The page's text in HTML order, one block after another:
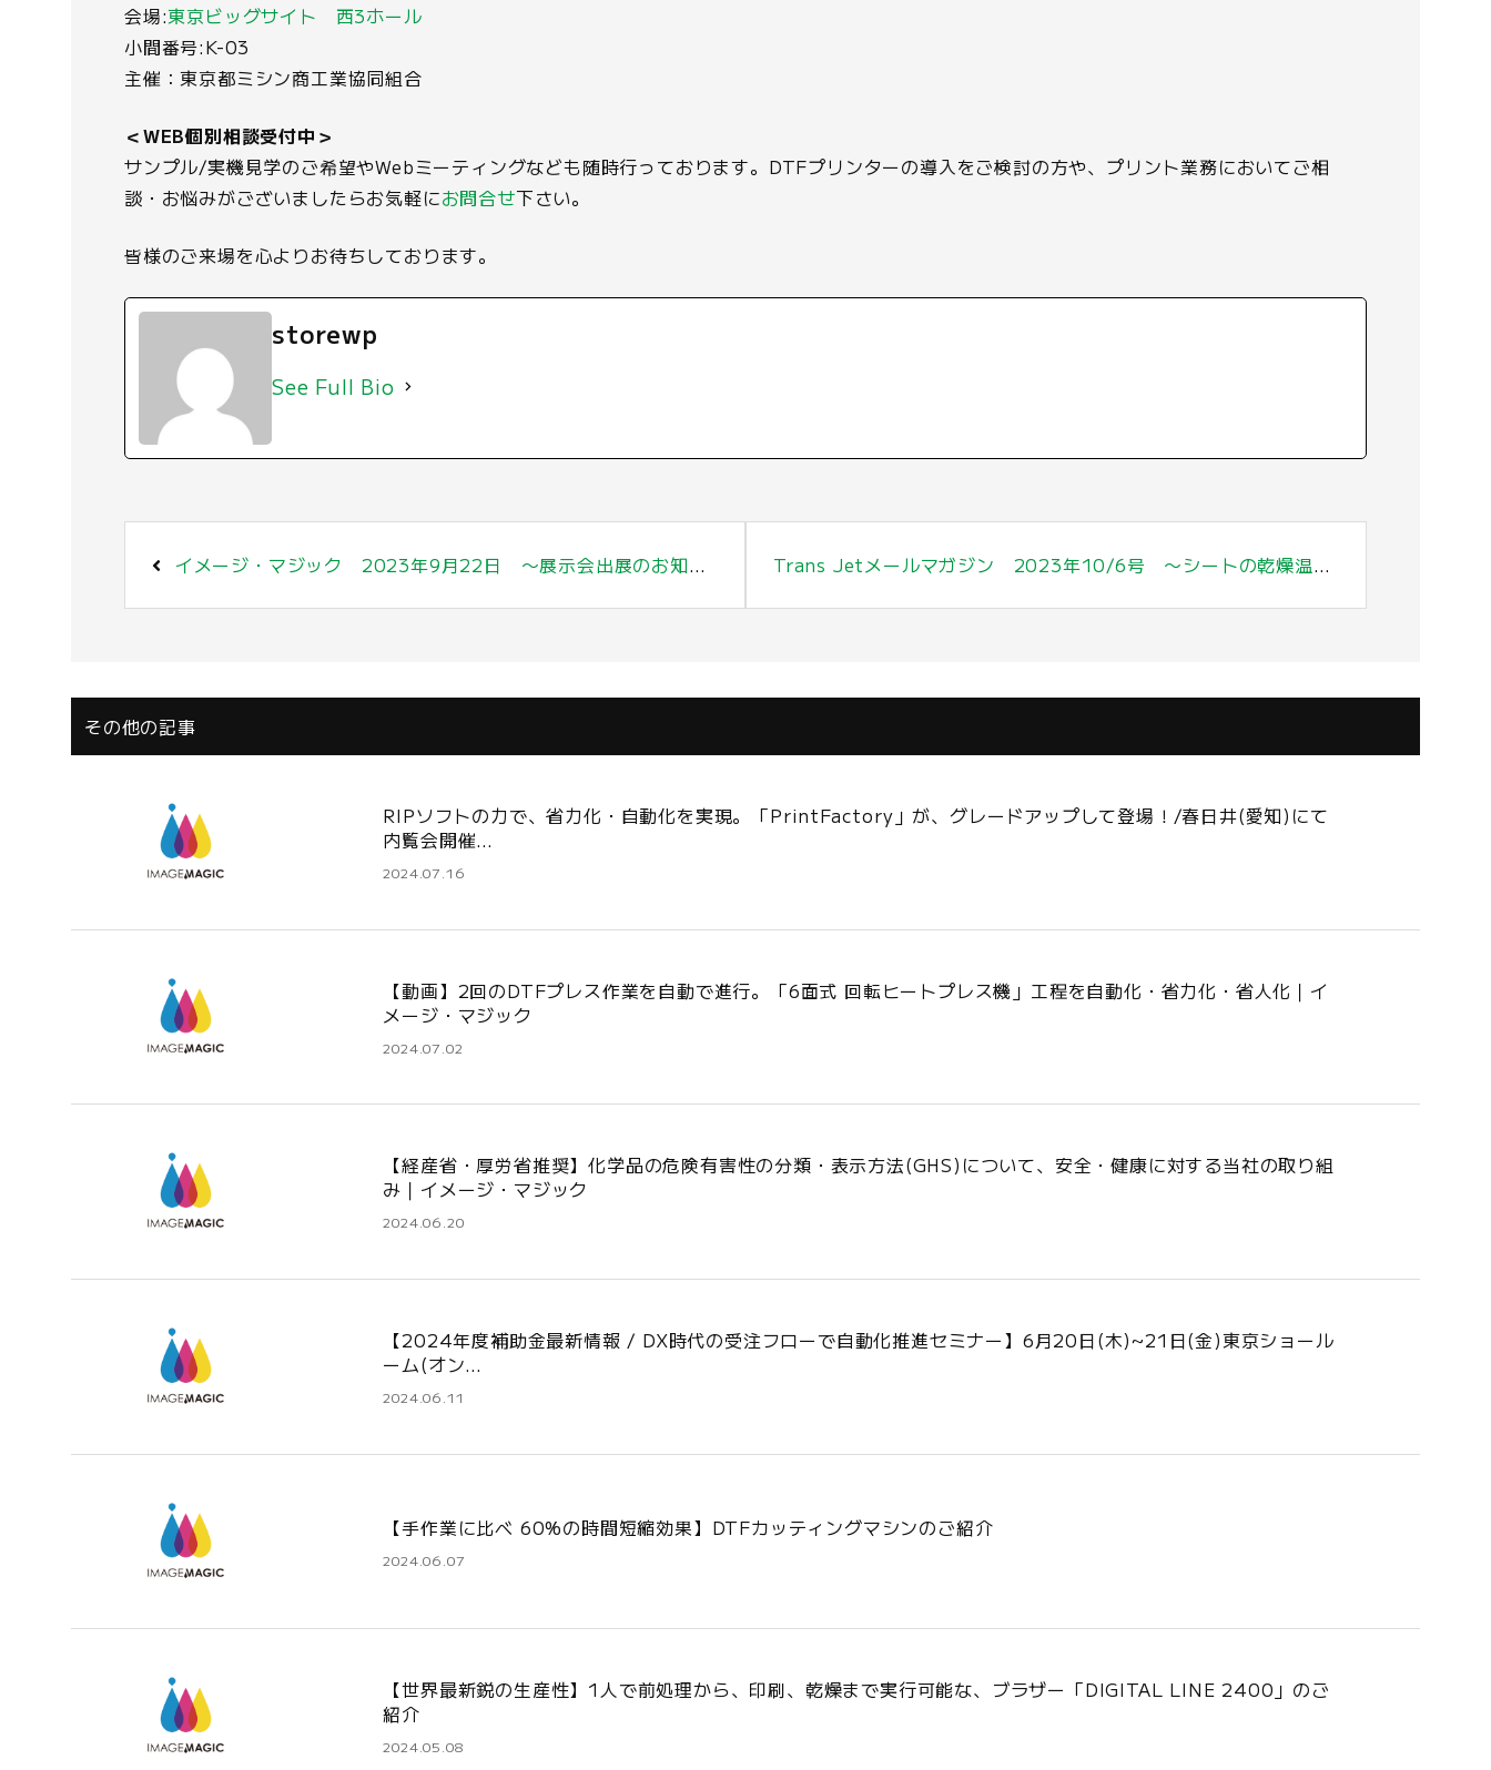
会場:東京ビッグサイト 西3ホール
小間番号:K-03
主催：東京都ミシン商工業協同組合
＜WEB個別相談受付中＞
サンプル/実機見学のご希望やWebミーティングなども随時行っております。DTFプリンターの導入をご検討の方や、プリント業務においてご相
談・お悩みがございましたらお気軽にお問合せ下さい。
皆様のご来場を心よりお待ちしております。
storewp
See Full Bio
イメージ・マジック 2023年9月22日 〜展示会出展のお知らせ〜 Trans Jetメールマガジン 2023年10/6号 〜シートの乾燥温度について(改定版)〜
その他の記事
RIPソフトの力で、省力化・自動化を実現。「PrintFactory」が、グレードアップして登場！/春日井(愛知)にて
内覧会開催…
2024.07.16
【動画】2回のDTFプレス作業を自動で進行。「6面式 回転ヒートプレス機」工程を自動化・省力化・省人化｜イ
メージ・マジック
2024.07.02
【経産省・厚労省推奨】化学品の危険有害性の分類・表示方法(GHS)について、安全・健康に対する当社の取り組
み｜イメージ・マジック
2024.06.20
【2024年度補助金最新情報 / DX時代の受注フローで自動化推進セミナー】6月20日(木)~21日(金)東京ショール
ーム(オン…
2024.06.11
【手作業に比べ 60%の時間短縮効果】DTFカッティングマシンのご紹介
2024.06.07
【世界最新鋭の生産性】1人で前処理から、印刷、乾燥まで実行可能な、ブラザー「DIGITAL LINE 2400」のご
紹介
2024.05.08